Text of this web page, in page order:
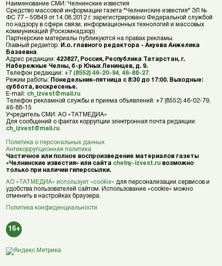
Наименование СМИ: Челнинские известия
Средство массовой информации газета "Челнинские известия" ЭЛ №
ФС 77 – 50849 от 14.08.2012 г. зарегистрировано Федеральной службой
по надзору в сфере связи, информационных технологий и массовых
коммуникаций (Роскомнадзор)
Партнерские материалы публикуются на правах рекламы.
Главный редактор: И.о. главного редактора - Акуева Анжелика
Базаевна
Адрес редакции: 423827, Россия, Республика Татарстан, г.
Набережные Челны, б-р Юных Ленинцев, д. 9.
Телефон редакции: +7 (8552) 46-20-94 46-88-27
Режим работы: Понедельник–пятница с 8:30 до 17:00. Выходные:
суббота, воскресенье.
E-mail: ch_izvest@mail.ru
Телефон рекламной службы и приема объявлений: +7 (8552) 46-02-79,
46-88-15
Учредитель СМИ: АО «ТАТМЕДИА»
Для сообщений о фактах коррупции электронная почта редакции:
ch_izvest@mail.ru
Политика о персональных данных
Антикоррупционная политика
Частичное или полное воспроизведение материалов газеты
«Челнинские известия» или сайта chelny-izvest.ru возможно
только при наличии гиперссылки.
АО «ТАТМЕДИА» использует «cookie» для персонализации сервисов и
удобства пользователей сайтом. Использование «cookie» можно
отменить в настройках браузера.
Политика конфиденциальности
16+